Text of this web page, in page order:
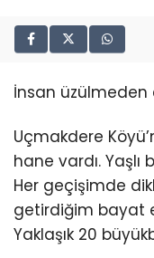
İnsan
Uçmakdere
hane vardı. Yaşlı
Her geçişimde
getirdiğim bayat
Yaklaşık 20